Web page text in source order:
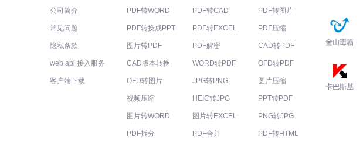
公司简介
常见问题
隐私条款
web api 接入服务
客户端下载
PDF转WORD PDF转CAD PDF转图片
PDF转换成PPT PDF转EXCEL PDF压缩
图片转PDF PDF解密 CAD转PDF
CAD版本转换 WORD转PDF OFD转PDF
OFD转图片 JPG转PNG 图片压缩
视频压缩 HEIC转JPG PPT转PDF
图片转WORD 图片转EXCEL PNG转JPG
PDF拆分 PDF合并 PDF转HTML